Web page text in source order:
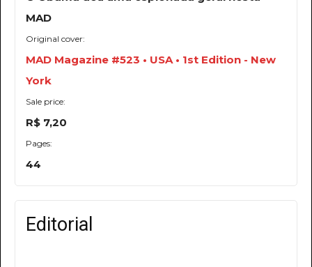
MAD
Original cover:
MAD Magazine #523 • USA • 1st Edition - New
York
Sale price:
R$ 7,20
Pages:
44
Editorial